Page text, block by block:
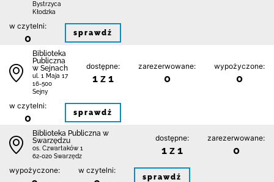
Bystrzyca
Kłodzka
w czytelni:
0 sprawdź
Biblioteka
Publiczna
w Sejnach
ul. 1 Maja 17
16-500
Sejny
dostępne:
1 z 1
zarezerwowane:
0
wypożyczone:
0
w czytelni:
0 sprawdź
Biblioteka Publiczna w
Swarzędzu
os. Czwartaków 1
62-020 Swarzędz
dostępne:
1 z 1
zarezerwowane:
0
wypożyczone: w czytelni:
sprawdź